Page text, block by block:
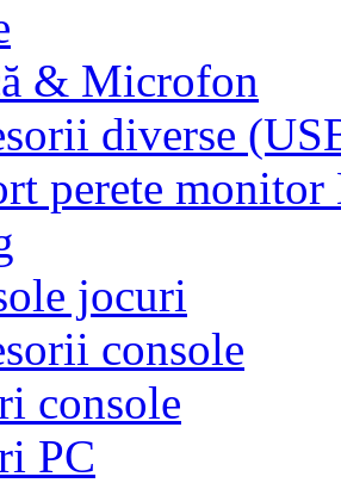
& Microfon
diverse
perete
jocuri
console
console
PC